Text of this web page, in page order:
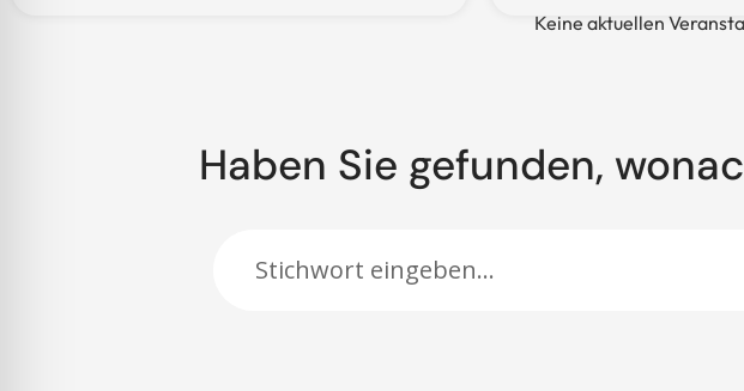
Keine aktuellen
Haben Sie gefunden,